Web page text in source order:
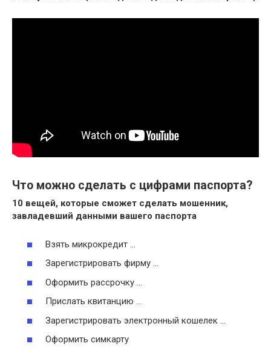
Что можно сделать с цифрами паспорта?
10 вещей, которые сможет сделать мошенник,
завладевший данными вашего паспорта
Взять микрокредит …
Зарегистрировать фирму …
Оформить рассрочку …
Прислать квитанцию …
Зарегистрировать электронный кошелек …
Оформить симкарту